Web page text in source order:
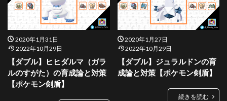
2020年1月31日
2022年10月29日
【ダブル】ヒヒダルマ（ガラ
ルのすがた）の育成論と対策
【ポケモン剣盾】
2020年1月27日
2022年10月29日
【ダブル】ジュラルドンの育
成論と対策【ポケモン剣盾】
続きを読む